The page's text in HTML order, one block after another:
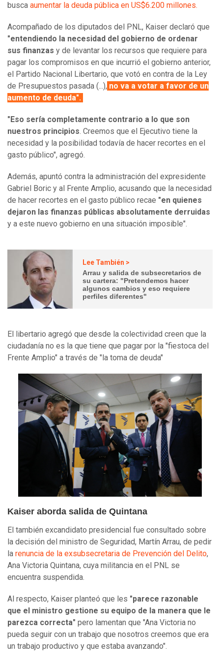
busca aumentar la deuda pública en US$6.200 millones.
Acompañado de los diputados del PNL, Kaiser declaró que
"entendiendo la necesidad del gobierno de ordenar
sus finanzas y de levantar los recursos que requiere para
pagar los compromisos en que incurrió el gobierno anterior,
el Partido Nacional Libertario, que votó en contra de la Ley
de Presupuestos pasada (...), no va a votar a favor de un
aumento de deuda".
"Eso sería completamente contrario a lo que son
nuestros principios. Creemos que el Ejecutivo tiene la
necesidad y la posibilidad todavía de hacer recortes en el
gasto público", agregó.
Además, apuntó contra la administración del expresidente
Gabriel Boric y al Frente Amplio, acusando que la necesidad
de hacer recortes en el gasto público recae "en quienes
dejaron las finanzas públicas absolutamente derruidas
y a este nuevo gobierno en una situación imposible".
Lee También >
Arrau y salida de subsecretarios de
su cartera: "Pretendemos hacer
algunos cambios y eso requiere
perfiles diferentes"
El libertario agregó que desde la colectividad creen que la
ciudadanía no es la que tiene que pagar por la "fiestoca del
Frente Amplio" a través de "la toma de deuda"
Kaiser aborda salida de Quintana
El también excandidato presidencial fue consultado sobre
la decisión del ministro de Seguridad, Martín Arrau, de pedir
la renuncia de la exsubsecretaria de Prevención del Delito,
Ana Victoria Quintana, cuya militancia en el PNL se
encuentra suspendida.
Al respecto, Kaiser planteó que les "parece razonable
que el ministro gestione su equipo de la manera que le
parezca correcta" pero lamentan que "Ana Victoria no
pueda seguir con un trabajo que nosotros creemos que era
un trabajo productivo y que estaba avanzando".